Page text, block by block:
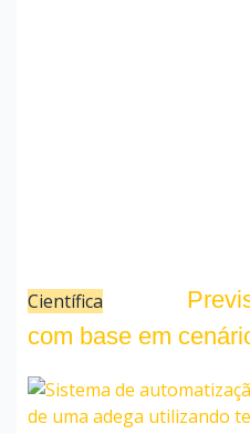
Científica
com base em